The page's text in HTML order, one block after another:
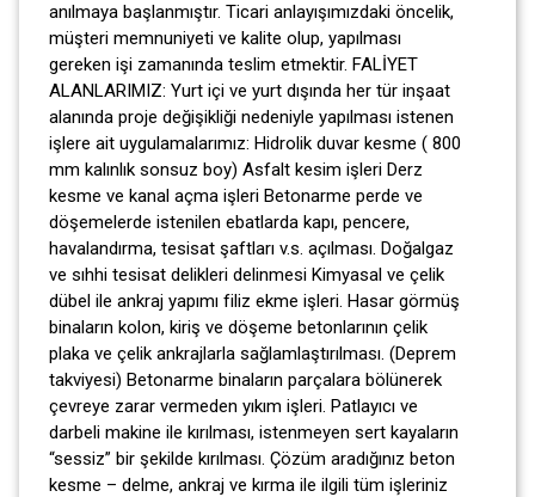
anılmaya başlanmıştır. Ticari anlayışımızdaki öncelik,
müşteri memnuniyeti ve kalite olup, yapılması
gereken işi zamanında teslim etmektir. FALİYET
ALANLARIMIZ: Yurt içi ve yurt dışında her tür inşaat
alanında proje değişikliği nedeniyle yapılması istenen
işlere ait uygulamalarımız: Hidrolik duvar kesme ( 800
mm kalınlık sonsuz boy) Asfalt kesim işleri Derz
kesme ve kanal açma işleri Betonarme perde ve
döşemelerde istenilen ebatlarda kapı, pencere,
havalandırma, tesisat şaftları v.s. açılması. Doğalgaz
ve sıhhi tesisat delikleri delinmesi Kimyasal ve çelik
dübel ile ankraj yapımı filiz ekme işleri. Hasar görmüş
binaların kolon, kiriş ve döşeme betonlarının çelik
plaka ve çelik ankrajlarla sağlamlaştırılması. (Deprem
takviyesi) Betonarme binaların parçalara bölünerek
çevreye zarar vermeden yıkım işleri. Patlayıcı ve
darbeli makine ile kırılması, istenmeyen sert kayaların
“sessiz” bir şekilde kırılması. Çözüm aradığınız beton
kesme – delme, ankraj ve kırma ile ilgili tüm işleriniz